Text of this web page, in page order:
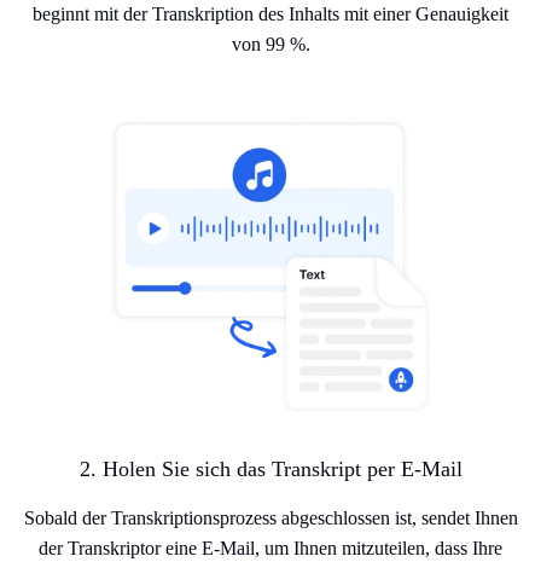
beginnt mit der Transkription des Inhalts mit einer Genauigkeit
von 99 %.
2. Holen Sie sich das Transkript per E-Mail
Sobald der Transkriptionsprozess abgeschlossen ist, sendet Ihnen
der Transkriptor eine E-Mail, um Ihnen mitzuteilen, dass Ihre